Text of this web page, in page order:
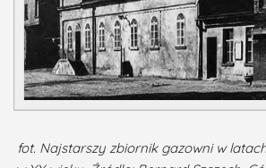
fot. Najstarszy zbiornik gazowni w